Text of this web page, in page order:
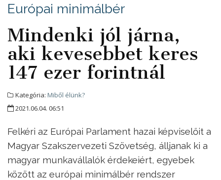
Európai minimálbér
Mindenki jól járna,
aki kevesebbet keres
147 ezer forintnál
Kategória: Miből élünk?
2021.06.04. 06:51
Felkéri az Európai Parlament hazai képviselőit a
Magyar Szakszervezeti Szövetség, álljanak ki a
magyar munkavállalók érdekeiért, egyebek
között az európai minimálbér rendszer